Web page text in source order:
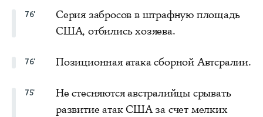
76'
Серия забросов в штрафную площадь
США, отбились хозяева.
76' Позиционная атака сборной Автсралии.
75'
Не стесняются австралийцы срывать
развитие атак США за счет мелких